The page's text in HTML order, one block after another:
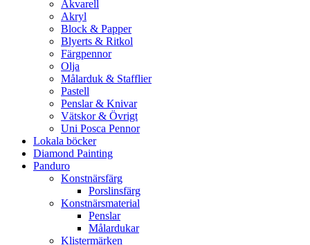
Akvarell
Akryl
Block & Papper
Blyerts & Ritkol
Färgpennor
Olja
Målarduk & Stafflier
Pastell
Penslar & Knivar
Vätskor & Övrigt
Uni Posca Pennor
Lokala böcker
Diamond Painting
Panduro
Konstnärsfärg
Porslinsfärg
Konstnärsmaterial
Penslar
Målardukar
Klistermärken